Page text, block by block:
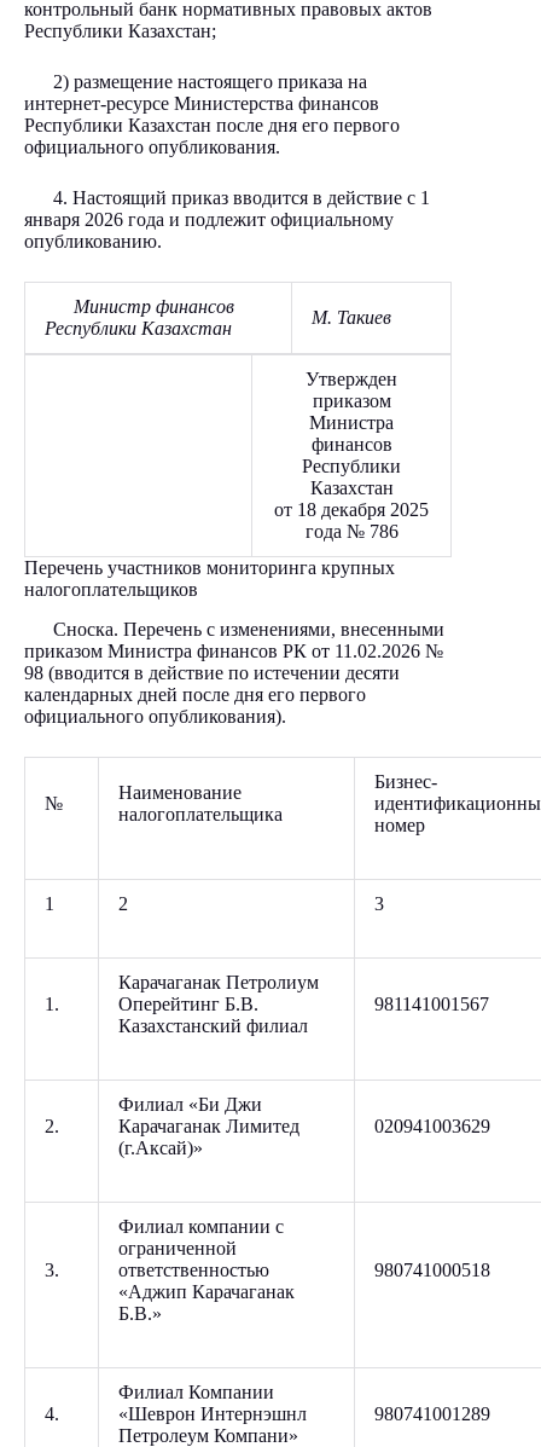
контрольный банк нормативных правовых актов
Республики Казахстан;
2) размещение настоящего приказа на
интернет-ресурсе Министерства финансов
Республики Казахстан после дня его первого
официального опубликования.
4. Настоящий приказ вводится в действие с 1
января 2026 года и подлежит официальному
опубликованию.
Министр финансов
Республики Казахстан
М. Такиев
Утвержден
приказом
Министра
финансов
Республики
Казахстан
от 18 декабря 2025
года № 786
Перечень участников мониторинга крупных
налогоплательщиков
Сноска. Перечень с изменениями, внесенными
приказом Министра финансов РК от 11.02.2026 №
98 (вводится в действие по истечении десяти
календарных дней после дня его первого
официального опубликования).
№
Наименование
налогоплательщика
Бизнес-
номер
1 2 3
1.
Карачаганак Петролиум
Оперейтинг Б.В.
Казахстанский филиал
981141001567
2.
Филиал «Би Джи
Карачаганак Лимитед
(г.Аксай)»
020941003629
3.
Филиал компании с
ограниченной
ответственностью
«Аджип Карачаганак
Б.В.»
980741000518
4.
Филиал Компании
«Шеврон Интернэшнл
Петролеум Компани»
980741001289